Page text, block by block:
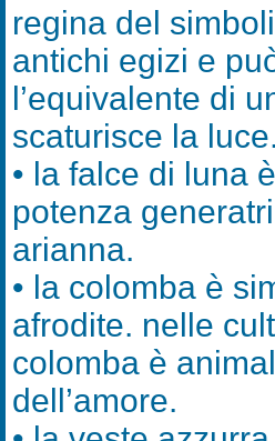
regina del
antichi egizi e
l’equivalente di
scaturisce la
• la falce di luna
potenza
arianna.
• la colomba è
afrodite. nelle
colomba è
dell’amore.